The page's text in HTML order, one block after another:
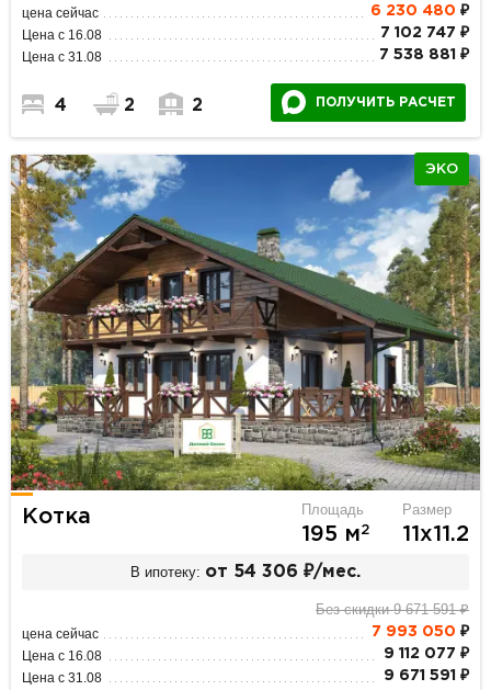
цена сейчас 6 230 480 ₽
Цена с 16.08 7 102 747 ₽
Цена с 31.08 7 538 881 ₽
4 2 2 ПОЛУЧИТЬ РАСЧЕТ
ЭКО
Котка Площадь
195 м2
Размер
11х11.2
В ипотеку: от 54 306 ₽/мес.
Без скидки 9 671 591 ₽
цена сейчас 7 993 050 ₽
Цена с 16.08 9 112 077 ₽
Цена с 31.08 9 671 591 ₽